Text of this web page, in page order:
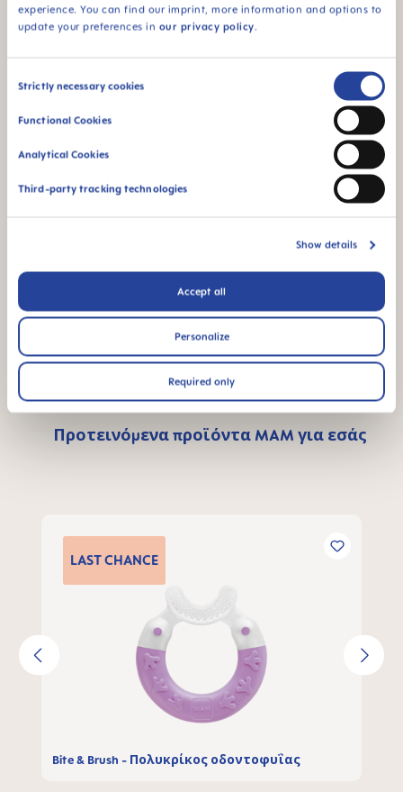
experience. You can find our imprint, more information and options to
update your preferences in our privacy policy.
Consent
Strictly necessary cookies
Functional Cookies
Analytical Cookies
Third-party tracking technologies
Show details
Accept all
Personalize
Required only
FAQ
Manual MAM Bite & Relax
Size: 0.03 MB
ΆΛΛΕΣ ΕΡΩΤΉΣΕΙΣ?
συντομότερο.
ΓΡΑΨΤΕ ΤΟ ΜΗΝΥΜΑ ΣΑΣ
Προτεινόμενα προϊόντα MAM για εσάς
LASTCHANCE
Bite & Brush - Πολυκρίκος οδοντοφυΐας